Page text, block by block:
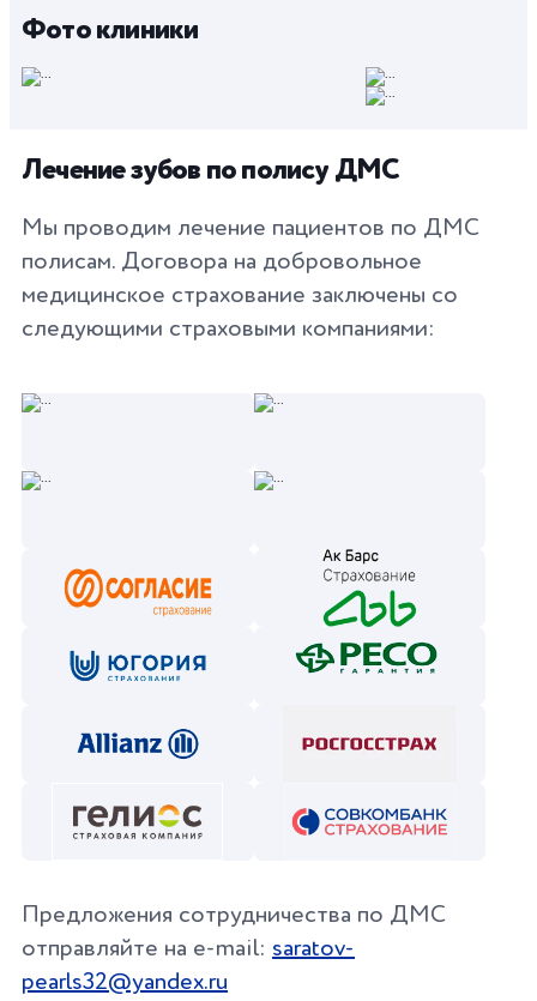
Фото клиники
Лечение зубов по полису ДМС
Мы проводим лечение пациентов по ДМС
полисам. Договора на добровольное
медицинское страхование заключены со
следующими страховыми компаниями:
Предложения сотрудничества по ДМС
отправляйте на e-mail: saratov-
pearls32@yandex.ru